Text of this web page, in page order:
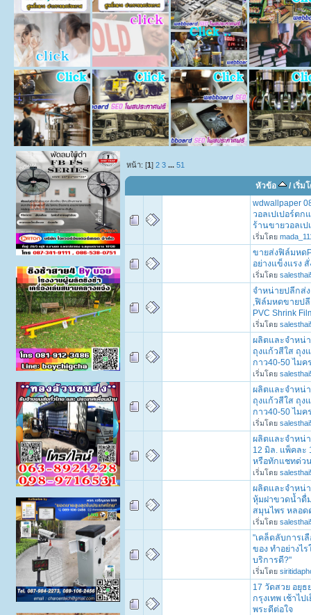
หน้า: [1]2 3 ...51
หัวข้อ / เริ่ม
wdwallpaper
วอลเปเปอร์ตก
ร้านขายวอลเป
เริ่มโดย
ขายส่งฟิล์มหด
อย่างแข็งแรง สั่
เริ่มโดย
จำหน่ายปลีกส่
,ฟิล์มหดขายป
PVC Shrink
เริ่มโดย
ผลิตและจำหน่า
ถุงแก้วสีใส ถุง
กาว40-50 ไมค
เริ่มโดย
ผลิตและจำหน่า
ถุงแก้วสีใส ถุง
กาว40-50 ไมค
เริ่มโดย
ผลิตและจำหน่
12 มิล. แพ็คละ
หรือทักแชทด่ว
เริ่มโดย
ผลิตและจำหน่
หุ้มฝาขวดน้ำดื่
สมุนไพร หลอด
เริ่มโดย
"เคล็ดลับการเ
ของ ทำอย่างไ
บริการดี?"
เริ่มโดย
17 วัดสวย อยุธ
กรุงเทพ เช้าไ
พระดีต่อใจ